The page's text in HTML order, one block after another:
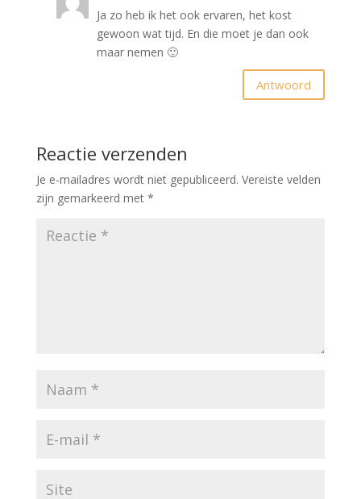
Ja zo heb ik het ook ervaren, het kost
gewoon wat tijd. En die moet je dan ook
maar nemen 🙂
Antwoord
Reactie verzenden
Je e-mailadres wordt niet gepubliceerd. Vereiste velden
zijn gemarkeerd met *